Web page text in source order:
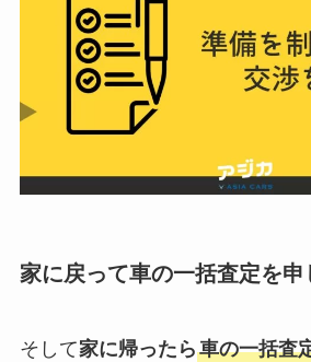
家に戻って車の一括査定を申
そして家に帰ったら車の一括査